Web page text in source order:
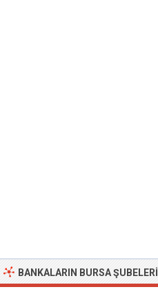
BANKALARIN BURSA ŞUBELERI